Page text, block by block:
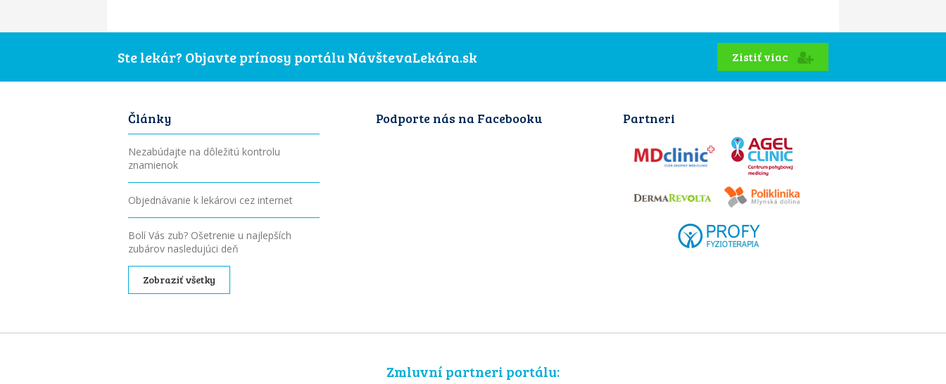
Ste lekár? Objavte prínosy portálu NávštevaLekára.sk Zistiť viac
Články
Nezabúdajte na dôležitú kontrolu
znamienok
Objednávanie k lekárovi cez internet
Bolí Vás zub? Ošetrenie u najlepších
zubárov nasledujúci deň
Zobraziť všetky
Podporte nás na Facebooku Partneri
Zmluvní partneri portálu: